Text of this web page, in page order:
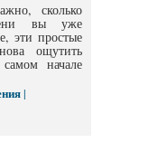
сколько
вы уже
эти простые
ощутить
начале
|